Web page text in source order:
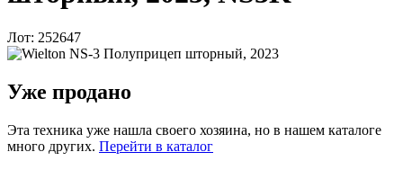
Лот: 252647
Уже продано
Эта техника уже нашла своего хозяина, но в нашем каталоге
много других. Перейти в каталог